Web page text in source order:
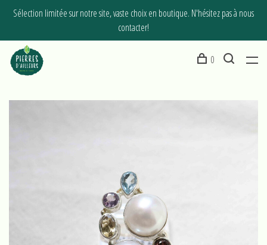
Sélection limitée sur notre site, vaste choix en boutique. N'hésitez pas à nous
contacter!
0